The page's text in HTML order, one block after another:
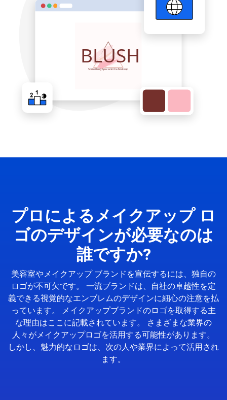
プロによるメイクアップ ロ
ゴのデザインが必要なのは
誰ですか?
美容室やメイクアップ ブランドを宣伝するには、独自の
ロゴが不可欠です。 一流ブランドは、自社の卓越性を定
義できる視覚的なエンブレムのデザインに細心の注意を払
っています。 メイクアップブランドのロゴを取得する主
な理由はここに記載されています。 さまざまな業界の
人々がメイクアップロゴを活用する可能性があります。
しかし、魅力的なロゴは、次の人や業界によって活用され
ます。